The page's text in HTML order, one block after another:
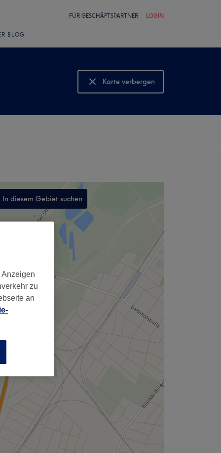
FÜR GESCHÄFTSPARTNER LOGIN
BLOG
Karte verbergen
Karte anzeigen
In diesem Gebiet suchen
,
zu
an